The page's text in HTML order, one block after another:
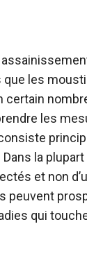
les
les
Dans la
et non
peuvent
qui